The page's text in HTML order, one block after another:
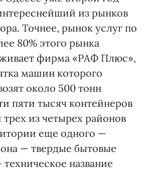
из рынков
Точнее, рынок услуг по
80% этого рынка
фирма «РАФ Плюс»,
машин которого
около 500 тонн
пяти тысяч контейнеров
из четырех районов
еще одного —
— твердые бытовые
название